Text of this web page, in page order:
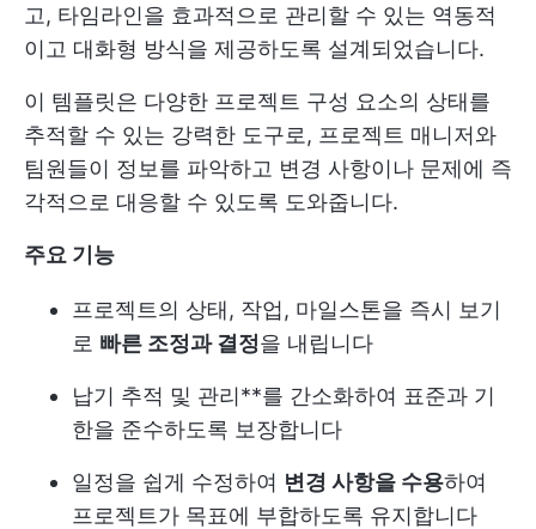
고, 타임라인을 효과적으로 관리할 수 있는 역동적
이고 대화형 방식을 제공하도록 설계되었습니다.
이 템플릿은 다양한 프로젝트 구성 요소의 상태를
추적할 수 있는 강력한 도구로, 프로젝트 매니저와
팀원들이 정보를 파악하고 변경 사항이나 문제에 즉
각적으로 대응할 수 있도록 도와줍니다.
주요 기능
프로젝트의 상태, 작업, 마일스톤을 즉시 보기
로 빠른 조정과 결정을 내립니다
납기 추적 및 관리**를 간소화하여 표준과 기
한을 준수하도록 보장합니다
일정을 쉽게 수정하여 변경 사항을 수용하여
프로젝트가 목표에 부합하도록 유지합니다